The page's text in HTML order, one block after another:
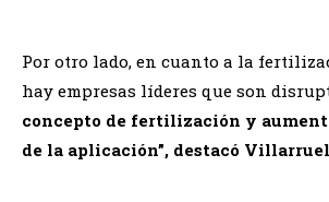
Por otro lado, en cuanto a la
hay empresas líderes que son
concepto de fertilización y
de la aplicación”, destacó